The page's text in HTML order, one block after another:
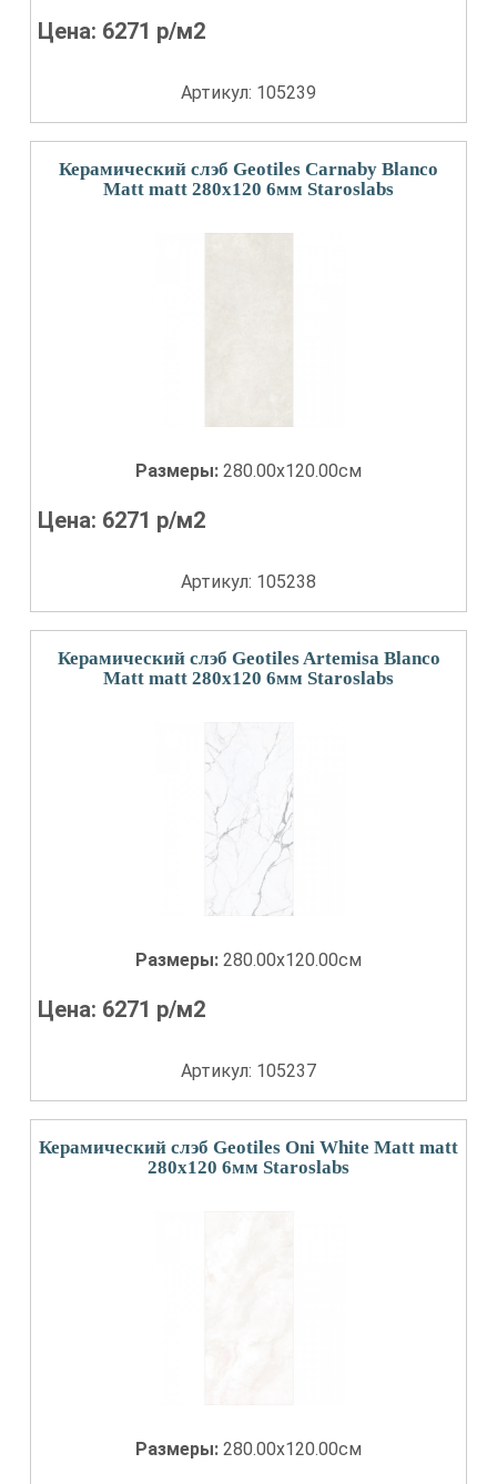
Цена: 6271 р/м2
Артикул: 105239
Керамический слэб Geotiles Carnaby Blanco
Matt matt 280x120 6мм Staroslabs
Размеры: 280.00x120.00см
Цена: 6271 р/м2
Артикул: 105238
Керамический слэб Geotiles Artemisa Blanco
Matt matt 280x120 6мм Staroslabs
Размеры: 280.00x120.00см
Цена: 6271 р/м2
Артикул: 105237
Керамический слэб Geotiles Oni White Matt matt
280x120 6мм Staroslabs
Размеры: 280.00x120.00см